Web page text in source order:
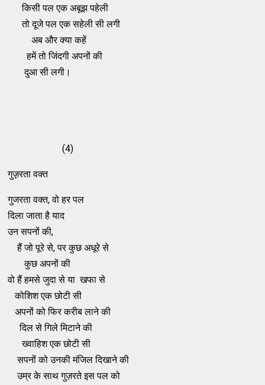
किसी पल एक अबूझ पहेली
तो दूजे पल एक सहेली सी लगी
अब और क्‍या कहें
हमें तो जिंदगी अपनों की
दुआ सी लगी।
(4)
गुज़़रता वक्‍त
गुजरता वक्‍त, वो हर पल
दिला जाता है याद
उन सपनों की,
हैं जो पूरे से, पर कुछ अधूरे से
कुछ अपनों की
वो हैं हमसे जुदा से या खफा से
कोशिश एक छोटी सी
अपनों को फिर करीब लाने की
दिल से गिले मिटाने की
ख्वाहिश एक छोटी सी
सपनों को उनकी मंजिल दिखाने की
उम्र के साथ गुज़रते इस पल को